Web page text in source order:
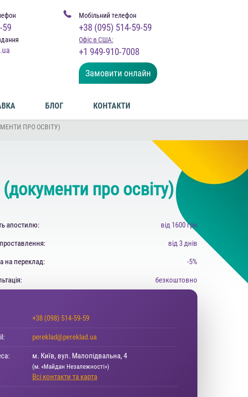
59
Мобільний телефон
+38 (095) 514-59-59
Офіс в США:
+1 949-910-7008
Замовити онлайн
БЛОГ КОНТАКТИ
ПРО ОСВІТУ)
про освіту)
апостилю: від 1600 грн
від 3 днів
на переклад: -5%
безкоштовно
+38 (098) 514-59-59
pereklad@pereklad.ua
м. Київ, вул. Малопідвальна, 4
(м. «Майдан Незалежності»)
Всі контакти та карта